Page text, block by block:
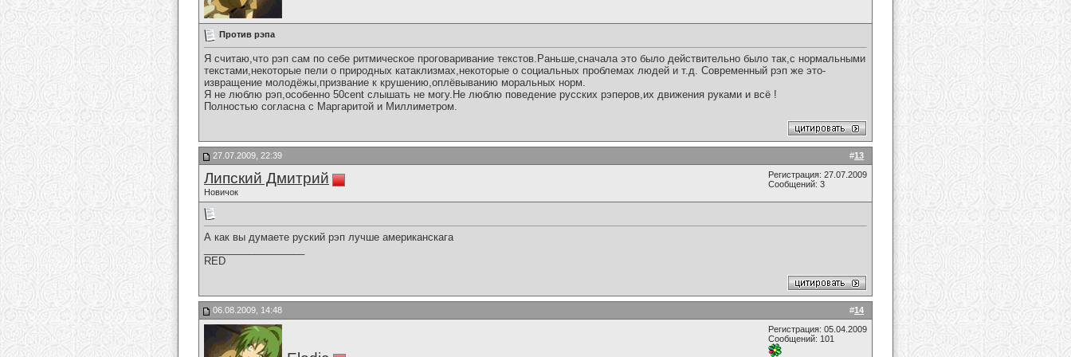
Против рэпа
Я считаю,что рэп сам по себе ритмическое проговаривание текстов.Раньше,сначала это было действительно было так,с нормальными
текстами,некоторые пели о природных катаклизмах,некоторые о социальных проблемах людей и т.д. Современный рэп же это-
извращение молодёжы,призвание к крушению,оплёвыванию моральных норм.
Я не люблю рэп,особенно 50cent cлышать не могу.Не люблю поведение русских рэперов,их движения руками и всё !
Полностью согласна с Маргаритой и Миллиметром.
#13
27.07.2009, 22:39
Липский Дмитрий
Новичок
Регистрация: 27.07.2009
Сообщений: 3
А как вы думаете руский рэп лучше американскага
RED
#14
06.08.2009, 14:48
Регистрация: 05.04.2009
Сообщений: 101